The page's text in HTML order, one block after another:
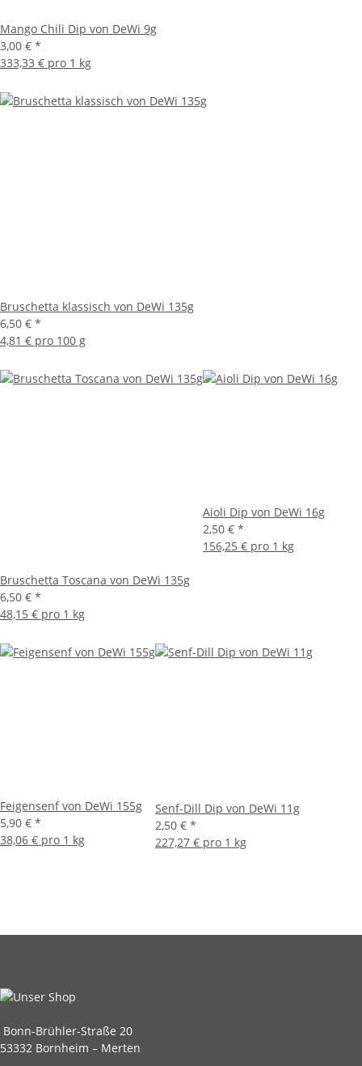
Mango Chili Dip von DeWi 9g
3,00 € *
333,33 € pro 1 kg
Bruschetta klassisch von DeWi 135g
6,50 € *
4,81 € pro 100 g
Bruschetta Toscana von DeWi 135g
6,50 € *
48,15 € pro 1 kg
Aioli Dip von DeWi 16g
2,50 € *
156,25 € pro 1 kg
Feigensenf von DeWi 155g
5,90 € *
38,06 € pro 1 kg
Senf-Dill Dip von DeWi 11g
2,50 € *
227,27 € pro 1 kg
Bonn-Brühler-Straße 20
53332 Bornheim – Merten